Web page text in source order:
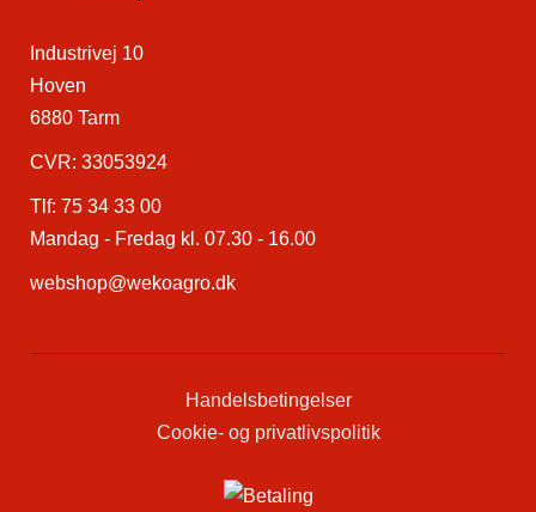
Industrivej 10
Hoven
6880 Tarm
CVR: 33053924
Tlf: 75 34 33 00
Mandag - Fredag kl. 07.30 - 16.00
webshop@wekoagro.dk
Handelsbetingelser
Cookie- og privatlivspolitik